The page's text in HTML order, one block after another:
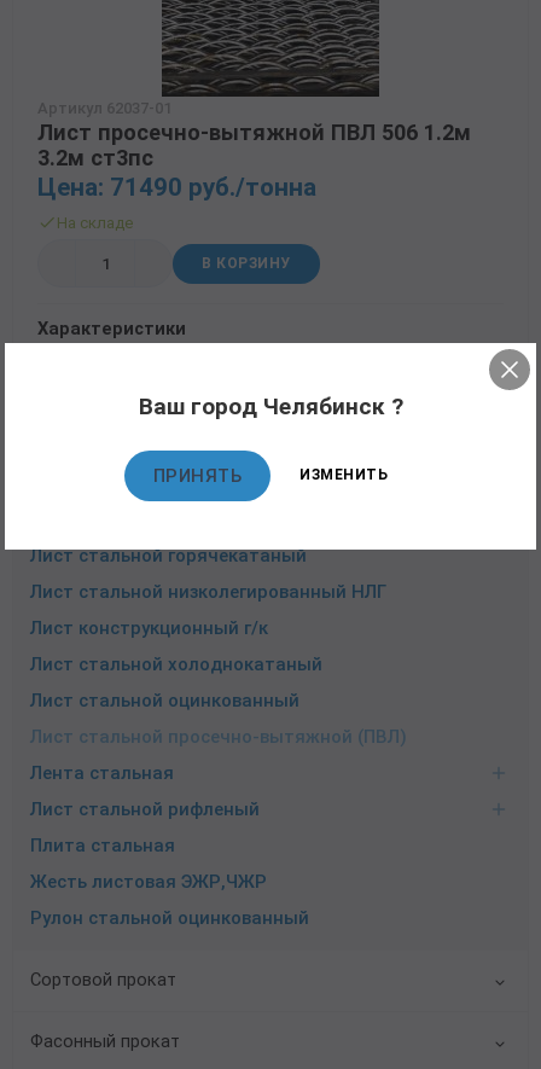
Листовой прокат
Лист стальной горячекатаный
Лист стальной низколегированный НЛГ
Лист конструкционный г/к
Лист стальной холоднокатаный
Лист стальной оцинкованный
Лист стальной просечно-вытяжной (ПВЛ)
Лента стальная
Лист стальной рифленый
Плита стальная
Жесть листовая ЭЖР,ЧЖР
Рулон стальной оцинкованный
Сортовой прокат
Фасонный прокат
Артикул 62037-01
Лист просечно-вытяжной ПВЛ 506 1.2м
3.2м ст3пс
Цена: 71490 руб./тонна
На складе
В КОРЗИНУ
Характеристики
ПВ2
Ваш город Челябинск ?
ПРИНЯТЬ ИЗМЕНИТЬ